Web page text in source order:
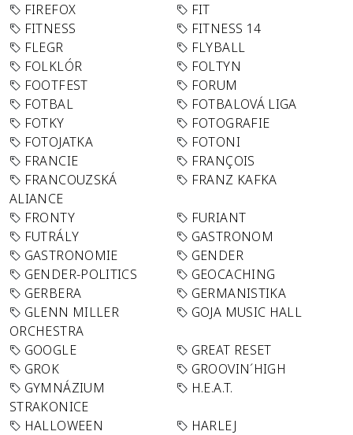
FIREFOX
FIT
FITNESS
FITNESS 14
FLEGR
FLYBALL
FOLKLÓR
FOLTYN
FOOTFEST
FORUM
FOTBAL
FOTBALOVÁ LIGA
FOTKY
FOTOGRAFIE
FOTOJATKA
FOTONI
FRANCIE
FRANÇOIS
FRANCOUZSKÁ
ALIANCE
FRANZ KAFKA
FRONTY
FURIANT
FUTRÁLY
GASTRONOM
GASTRONOMIE
GENDER
GENDER-POLITICS
GEOCACHING
GERBERA
GERMANISTIKA
GLENN MILLER
ORCHESTRA
GOJA MUSIC HALL
GOOGLE
GREAT RESET
GROK
GROOVIN´HIGH
GYMNÁZIUM
STRAKONICE
H.E.A.T.
HALLOWEEN
HARLEJ